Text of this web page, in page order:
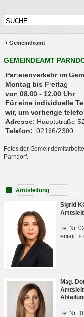
Gemeindeamt
GEMEINDEAMT
Parteienverkehr
Montag bis Freitag
von 08.00 - 12.00 Uhr
Für eine individuelle
wir, um vorherige
Adresse: Hauptstraße
Telefon: 02166/2300
Fotos der
Parndorf.
Amtsleitung
Sigrid
Tel.Nr.
email:
Mag.
Tel.Nr.: